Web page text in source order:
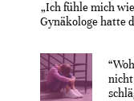
„Ich fühle mich
Gynäkologe hatte